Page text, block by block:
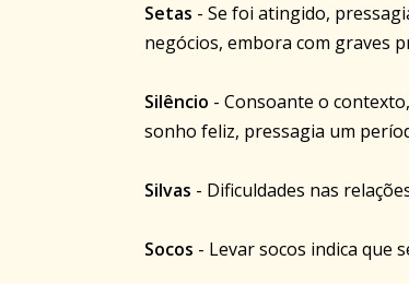
Setas - Se foi atingido,
negócios, embora com graves
Silêncio - Consoante o
sonho feliz, pressagia um
Silvas - Dificuldades nas
Socos - Levar socos indica que